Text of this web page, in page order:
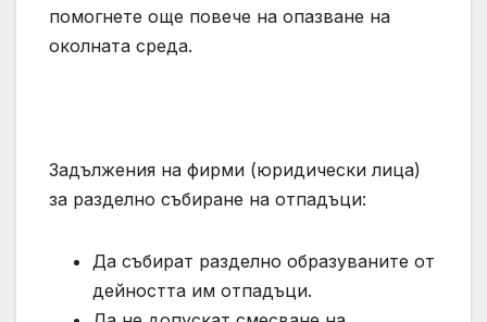
помогнете още повече на опазване на
околната среда.
Задължения на фирми (юридически лица)
за разделно събиране на отпадъци:
Да събират разделно образуваните от
дейността им отпадъци.